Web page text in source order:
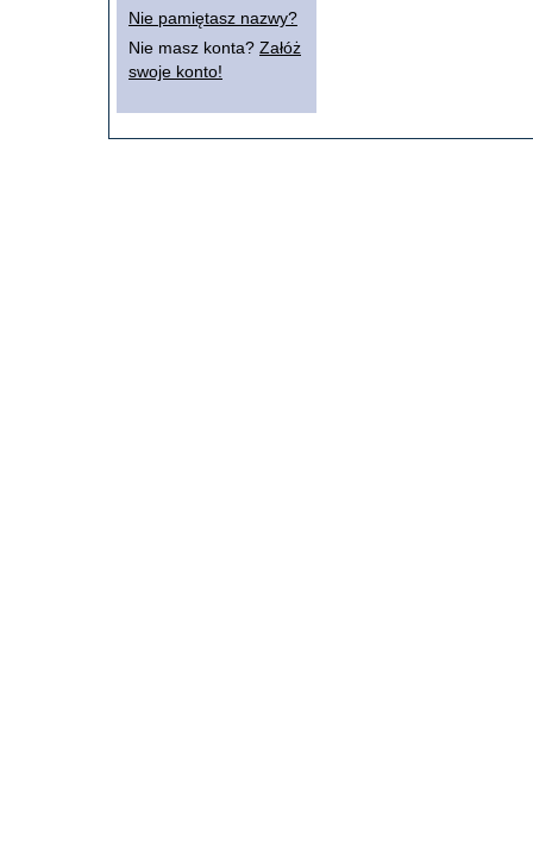
Nie pamiętasz nazwy?
Nie masz konta? Załóż
swoje konto!